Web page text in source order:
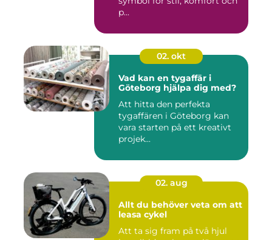
p...
02. okt
Vad kan en tygaffär i
Göteborg hjälpa dig med?
Att hitta den perfekta
tygaffären i Göteborg kan
vara starten på ett kreativt
projek...
02. aug
Allt du behöver veta om att
leasa cykel
Att ta sig fram på två hjul